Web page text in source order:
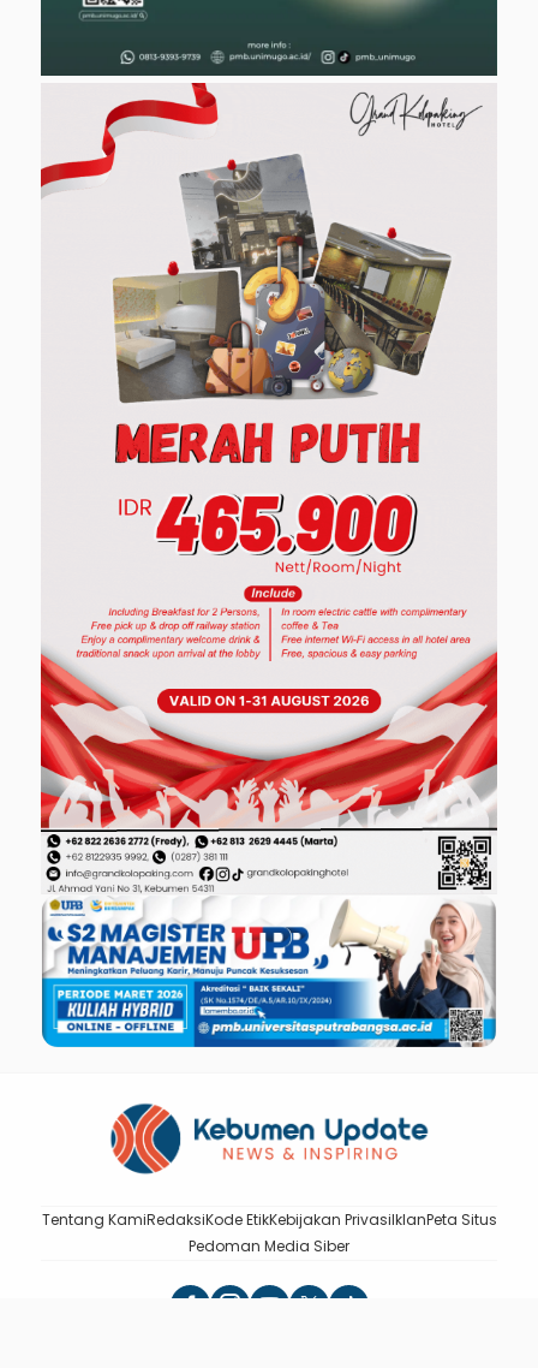
Tentang KamiRedaksiKode EtikKebijakan PrivasiIklanPeta Situs
Pedoman Media Siber